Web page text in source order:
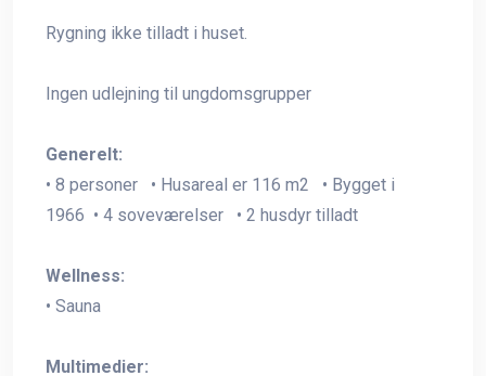
Rygning ikke tilladt i huset.
Ingen udlejning til ungdomsgrupper
Generelt:
• 8 personer • Husareal er 116 m2 • Bygget i
1966 • 4 soveværelser • 2 husdyr tilladt
Wellness:
• Sauna
Multimedier: